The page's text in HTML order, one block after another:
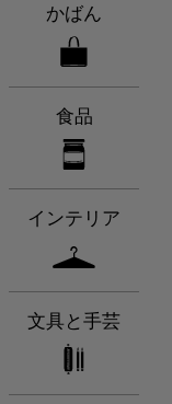
かばん
食品
インテリア
文具と手芸